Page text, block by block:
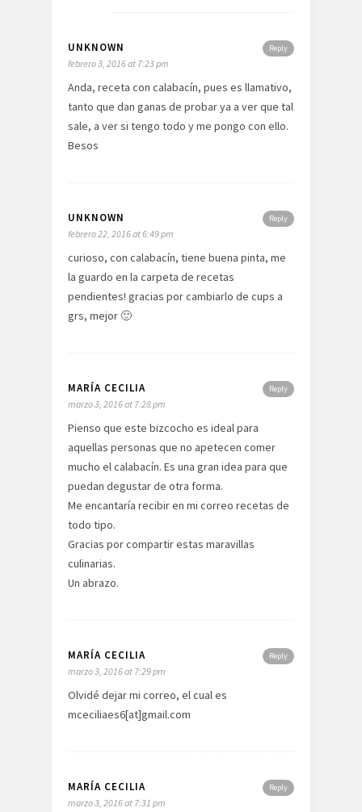
Reply
UNKNOWN
febrero 3, 2016 at 7:23 pm
Anda, receta con calabacín, pues es llamativo,
tanto que dan ganas de probar ya a ver que tal
sale, a ver si tengo todo y me pongo con ello.
Besos
Reply
UNKNOWN
febrero 22, 2016 at 6:49 pm
curioso, con calabacín, tiene buena pinta, me
la guardo en la carpeta de recetas
pendientes! gracias por cambiarlo de cups a
grs, mejor 🙂
Reply
MARÍA CECILIA
marzo 3, 2016 at 7:28 pm
Pienso que este bizcocho es ideal para
aquellas personas que no apetecen comer
mucho el calabacín. Es una gran idea para que
puedan degustar de otra forma.
Me encantaría recibir en mi correo recetas de
todo tipo.
Gracias por compartir estas maravillas
culinarias.
Un abrazo.
Reply
MARÍA CECILIA
marzo 3, 2016 at 7:29 pm
Olvidé dejar mi correo, el cual es
mceciliaes6[at]gmail.com
Reply
MARÍA CECILIA
marzo 3, 2016 at 7:31 pm